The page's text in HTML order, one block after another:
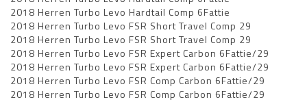
2018 Herren Turbo Levo Hardtail Comp 6Fattie
2018 Herren Turbo Levo FSR Short Travel Comp 29
2018 Herren Turbo Levo FSR Short Travel Comp 29
2018 Herren Turbo Levo FSR Expert Carbon 6Fattie/29
2018 Herren Turbo Levo FSR Expert Carbon 6Fattie/29
2018 Herren Turbo Levo FSR Comp Carbon 6Fattie/29
2018 Herren Turbo Levo FSR Comp Carbon 6Fattie/29